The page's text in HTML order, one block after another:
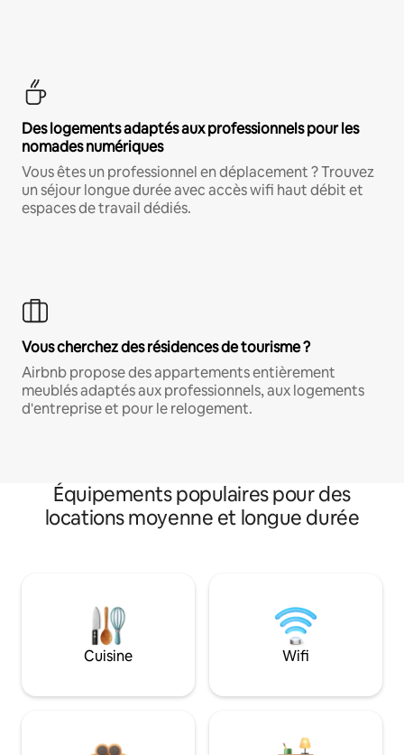
Des logements adaptés aux professionnels pour les
nomades numériques
Vous êtes un professionnel en déplacement ? Trouvez
un séjour longue durée avec accès wifi haut débit et
espaces de travail dédiés.
Vous cherchez des résidences de tourisme ?
Airbnb propose des appartements entièrement
meublés adaptés aux professionnels, aux logements
d'entreprise et pour le relogement.
Équipements populaires pour des
locations moyenne et longue durée
Cuisine Wifi